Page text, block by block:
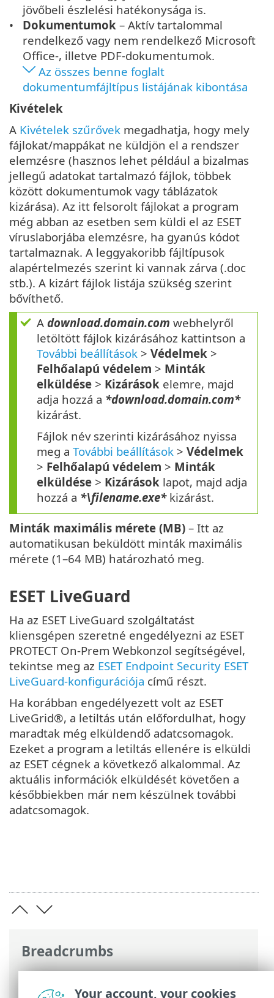
Breadcrumbs
ESET Online súgó>ESET Endpoint
Security >További beállítások>Védelmi
jövőbeli észlelési hatékonysága is.
Dokumentumok – Aktív tartalommal
rendelkező vagy nem rendelkező Microsoft
Office-, illetve PDF-dokumentumok.
Az összes benne foglalt
dokumentumfájltípus listájának kibontása
Kivételek
A Kivételek szűrővek megadhatja, hogy mely
fájlokat/mappákat ne küldjön el a rendszer
elemzésre (hasznos lehet például a bizalmas
jellegű adatokat tartalmazó fájlok, többek
között dokumentumok vagy táblázatok
kizárása). Az itt felsorolt fájlokat a program
még abban az esetben sem küldi el az ESET
víruslaborjába elemzésre, ha gyanús kódot
tartalmaznak. A leggyakoribb fájltípusok
alapértelmezés szerint ki vannak zárva (.doc
stb.). A kizárt fájlok listája szükség szerint
bővíthető.
A download.domain.com webhelyről
letöltött fájlok kizárásához kattintson a
További beállítások > Védelmek >
Felhőalapú védelem > Minták
elküldése > Kizárások elemre, majd
adja hozzá a *download.domain.com*
kizárást.
Fájlok név szerinti kizárásához nyissa
meg a További beállítások > Védelmek
> Felhőalapú védelem > Minták
elküldése > Kizárások lapot, majd adja
hozzá a *\filename.exe*kizárást.
Minták maximális mérete (MB) – Itt az
automatikusan beküldött minták maximális
mérete (1–64 MB) határozható meg.
ESET LiveGuard
Ha az ESET LiveGuard szolgáltatást
kliensgépen szeretné engedélyezni az ESET
PROTECT On-Prem Webkonzol segítségével,
tekintse meg az ESET Endpoint Security ESET
LiveGuard-konfigurációja című részt.
Ha korábban engedélyezett volt az ESET
LiveGrid®, a letiltás után előfordulhat, hogy
maradtak még elküldendő adatcsomagok.
Ezeket a program a letiltás ellenére is elküldi
az ESET cégnek a következő alkalommal. Az
aktuális információk elküldését követően a
későbbiekben már nem készülnek további
adatcsomagok.
Your account, your cookies